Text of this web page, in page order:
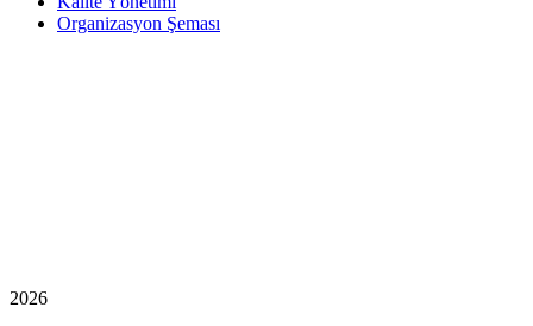
Organizasyon Şeması
2026